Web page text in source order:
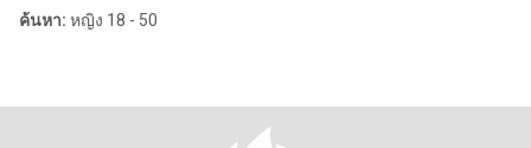
ค้นหา: หญิง 18 - 50